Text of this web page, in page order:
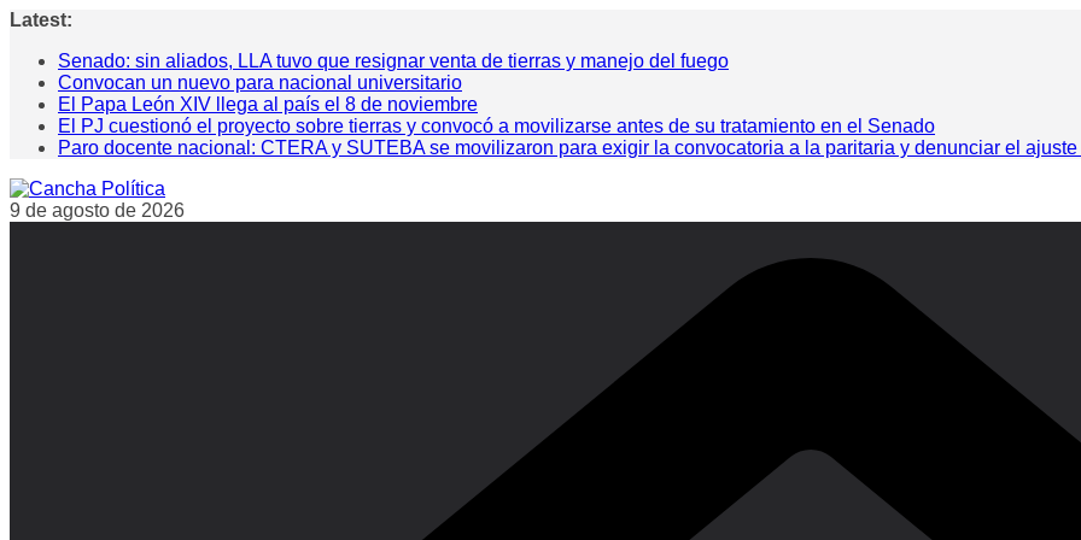
Saltar
contenido
Latest:
Senado: sin aliados, LLA tuvo que resignar venta de tierras y manejo del fuego
Convocan un nuevo para nacional universitario
El Papa León XIV llega al país el 8 de noviembre
El PJ cuestionó el proyecto sobre tierras y convocó a movilizarse antes de su tratamiento en el Senado
Paro docente nacional: CTERA y SUTEBA se movilizaron para exigir la convocatoria a la paritaria y denunciar el
9 de agosto de 2026